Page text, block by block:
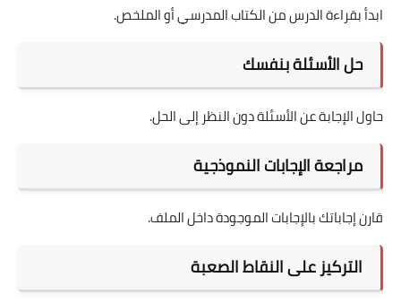
ابدأ بقراءة الدرس من الكتاب المدرسي أو الملخص.
حل الأسئلة بنفسك
حاول الإجابة عن الأسئلة دون النظر إلى الحل.
مراجعة الإجابات النموذجية
قارن إجاباتك بالإجابات الموجودة داخل الملف.
التركيز على النقاط الصعبة